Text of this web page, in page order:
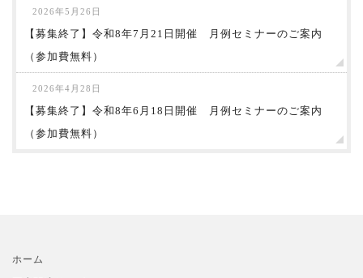
2026年5月26日
【募集終了】令和8年7月21日開催 月例セミナーのご案内
（参加費無料）
2026年4月28日
【募集終了】令和8年6月18日開催 月例セミナーのご案内
（参加費無料）
ホーム